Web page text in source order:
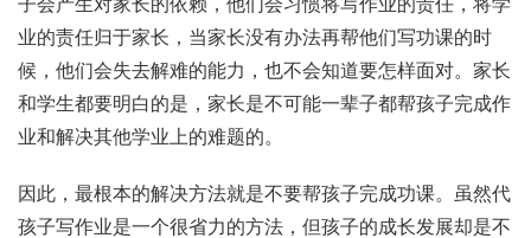
子会产生对家长的依赖，他们会习惯将写作业的责任，将学
业的责任归于家长，当家长没有办法再帮他们写功课的时
候，他们会失去解难的能力，也不会知道要怎样面对。家长
和学生都要明白的是，家长是不可能一辈子都帮孩子完成作
业和解决其他学业上的难题的。
因此，最根本的解决方法就是不要帮孩子完成功课。虽然代
孩子写作业是一个很省力的方法，但孩子的成长发展却是不